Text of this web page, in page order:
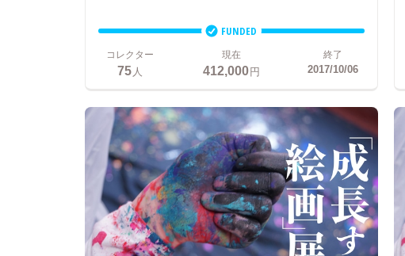
FUNDED
コレクター
75人
現在
412,000円
終了
2017/10/06